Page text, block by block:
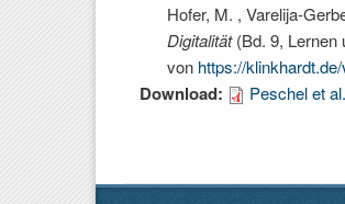
Hofer, M. , Varelija-
Digitalität(Bd. 9, Lernen
von https://
Download: Peschel et